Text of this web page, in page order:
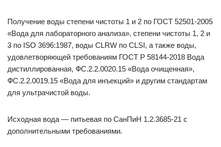
Получение воды степени чистоты 1 и 2 по ГОСТ 52501-2005
«Вода для лабораторного анализа», степени чистоты 1, 2 и
3 по ISO 3696:1987, воды CLRW по CLSI, а также воды,
удовлетворяющей требованиям ГОСТ Р 58144-2018 Вода
дистиллированная, ФС.2.2.0020.15 «Вода очищенная»,
ФС.2.2.0019.15 «Вода для инъекций» и другим стандартам
для ультрачистой воды.
Исходная вода — питьевая по СанПиН 1.2.3685-21 с
дополнительными требованиями.